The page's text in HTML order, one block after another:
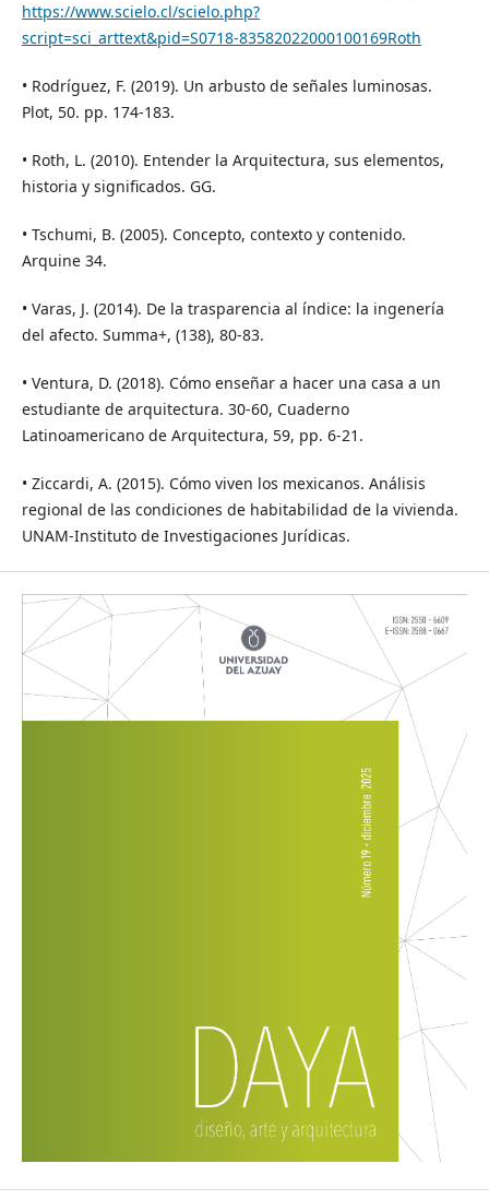
https://www.scielo.cl/scielo.php?
script=sci_arttext&pid=S0718-83582022000100169Roth
• Rodríguez, F. (2019). Un arbusto de señales luminosas.
Plot, 50. pp. 174-183.
• Roth, L. (2010). Entender la Arquitectura, sus elementos,
historia y significados. GG.
• Tschumi, B. (2005). Concepto, contexto y contenido.
Arquine 34.
• Varas, J. (2014). De la trasparencia al índice: la ingenería
del afecto. Summa+, (138), 80-83.
• Ventura, D. (2018). Cómo enseñar a hacer una casa a un
estudiante de arquitectura. 30-60, Cuaderno
Latinoamericano de Arquitectura, 59, pp. 6-21.
• Ziccardi, A. (2015). Cómo viven los mexicanos. Análisis
regional de las condiciones de habitabilidad de la vivienda.
UNAM-Instituto de Investigaciones Jurídicas.